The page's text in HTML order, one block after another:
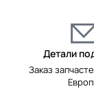
Детали
Заказ